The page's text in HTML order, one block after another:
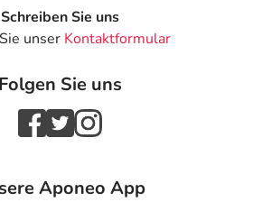
Schreiben Sie uns
unser Kontaktformular
Folgen Sie uns
Aponeo App